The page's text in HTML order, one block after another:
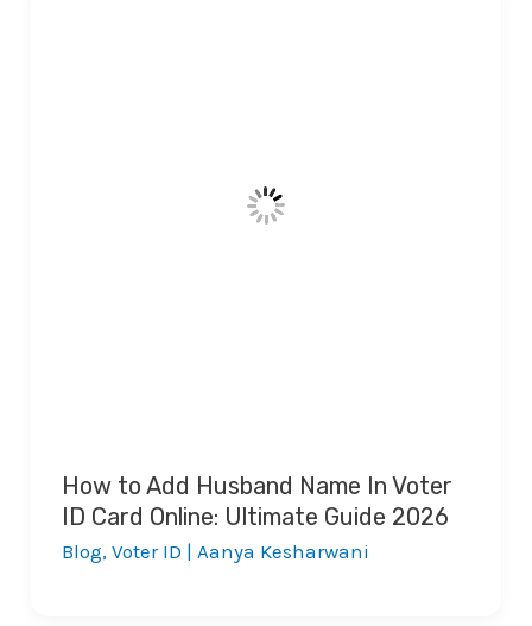
How to Add Husband Name In Voter
ID Card Online: Ultimate Guide 2026
Blog, Voter ID | Aanya Kesharwani